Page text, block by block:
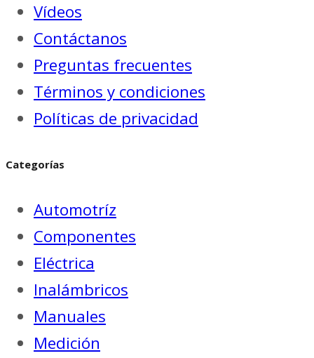
Vídeos
Contáctanos
Preguntas frecuentes
Términos y condiciones
Políticas de privacidad
Categorías
Automotríz
Componentes
Eléctrica
Inalámbricos
Manuales
Medición